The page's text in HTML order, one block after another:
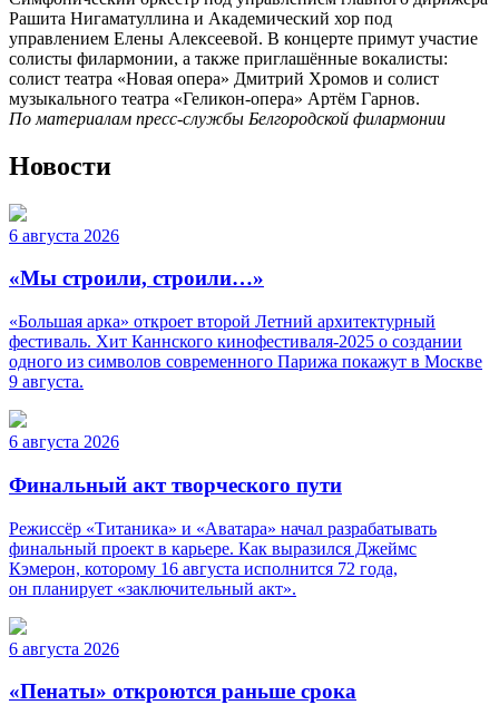
Рашита Нигаматуллина и Академический хор под
управлением Елены Алексеевой. В концерте примут участие
солисты филармонии, а также приглашённые вокалисты:
солист театра «Новая опера» Дмитрий Хромов и солист
музыкального театра «Геликон-опера» Артём Гарнов.
По материалам пресс-службы Белгородской филармонии
Новости
6 августа 2026
«Мы строили, строили…»
«Большая арка» откроет второй Летний архитектурный
фестиваль. Хит Каннского кинофестиваля-2025 о создании
одного из символов современного Парижа покажут в Москве
9 августа.
6 августа 2026
Финальный акт творческого пути
Режиссёр «Титаника» и «Аватара» начал разрабатывать
финальный проект в карьере. Как выразился Джеймс
Кэмерон, которому 16 августа исполнится 72 года,
он планирует «заключительный акт».
6 августа 2026
«Пенаты» откроются раньше срока